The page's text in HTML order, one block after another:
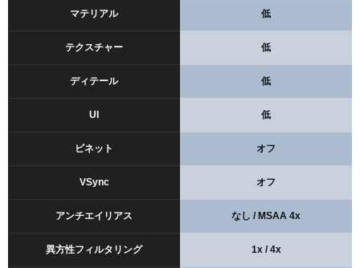
マテリアル 低
テクスチャー 低
ディテール 低
UI 低
ビネット オフ
VSync オフ
アンチエイリアス なし / MSAA 4x
異方性フィルタリング 1x / 4x